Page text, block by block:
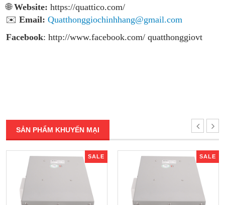
🌐Website: https://quattico.com/
✉️ Email: Quatthonggiochinhhang@gmail.com
Facebook: http://www.facebook.com/ quatthonggiovt
SẢN PHẨM KHUYẾN MẠI
SALE SALE